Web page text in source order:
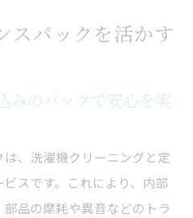
スパックを活かす
みのパックで安心を実
、洗濯機クリーニングと定
スです。これにより、内部
品の摩耗や異音などのトラ